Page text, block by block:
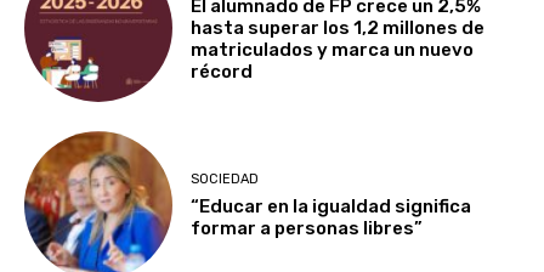
El alumnado de FP crece un 2,5%
hasta superar los 1,2 millones de
matriculados y marca un nuevo
récord
SOCIEDAD
“Educar en la igualdad significa
formar a personas libres”